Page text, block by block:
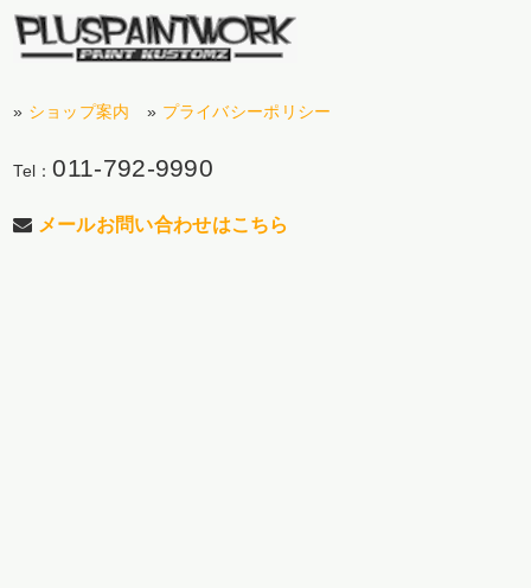
» ショップ案内 » プライバシーポリシー
Tel：011-792-9990
メールお問い合わせはこちら